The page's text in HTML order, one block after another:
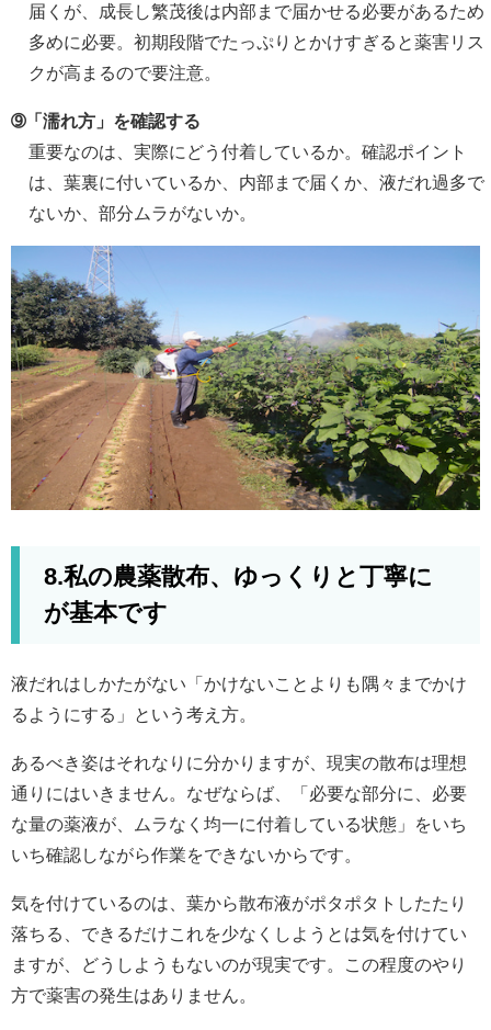
届くが、成長し繁茂後は内部まで届かせる必要があるため
多めに必要。初期段階でたっぷりとかけすぎると薬害リス
クが高まるので要注意。
➈「濡れ方」を確認する
重要なのは、実際にどう付着しているか。確認ポイント
は、葉裏に付いているか、内部まで届くか、液だれ過多で
ないか、部分ムラがないか。
8.私の農薬散布、ゆっくりと丁寧に
が基本です
液だれはしかたがない「かけないことよりも隅々までかけ
るようにする」という考え方。
あるべき姿はそれなりに分かりますが、現実の散布は理想
通りにはいきません。なぜならば、「必要な部分に、必要
な量の薬液が、ムラなく均一に付着している状態」をいち
いち確認しながら作業をできないからです。
気を付けているのは、葉から散布液がポタポタトしたたり
落ちる、できるだけこれを少なくしようとは気を付けてい
ますが、どうしようもないのが現実です。この程度のやり
方で薬害の発生はありません。